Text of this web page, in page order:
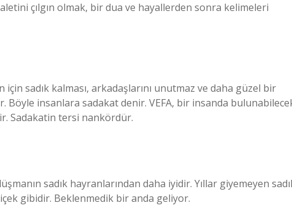
çılgın olmak, bir dua ve hayallerden sonra kelimeleri
sadık kalması, arkadaşlarını unutmaz ve daha güzel bir
insanlara sadakat denir. VEFA, bir insanda
Sadakatin tersi nankördür.
sadık hayranlarından daha iyidir. Yıllar giyemeyen
gibidir. Beklenmedik bir anda geliyor.